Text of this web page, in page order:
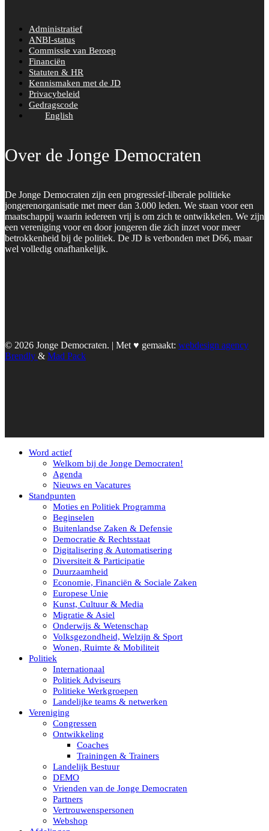
Administratief
ANBI-status
Commissie van Beroep
Financiën
Statuten & HR
Kennismaken met de JD
Privacybeleid
Gedragscode
English
Over de Jonge Democraten
De Jonge Democraten zijn een progressief-liberale politieke
jongerenorganisatie met meer dan 3.000 leden. We staan voor een
maatschappij waarin iedereen vrij is om zich te ontwikkelen. We zijn
een vereniging voor en door jongeren die zich inzet voor meer
betrokkenheid bij de politiek. De JD is verbonden met D66, maar
wel volledig onafhankelijk.
© 2026 Jonge Democraten. | Met ♥︎ gemaakt: webdesign agency
Brendly & Mad Pack
Word actief
Welkom bij de Jonge Democraten!
Agenda
Nieuws en Vacatures
Standpunten
Moties en Politiek Programma
Beginselen
Buitenlandse Zaken & Defensie
Democratie & Rechtsstaat
Digitalisering & Automatisering
Diversiteit & Participatie
Duurzaamheid
Economie, Financiën & Sociale Zaken
Europese Unie
Kunst, Cultuur & Media
Migratie & Asiel
Onderwijs & Wetenschap
Volksgezondheid, Welzijn & Sport
Wonen, Ruimte & Mobiliteit
Politiek
Internationaal
Politiek Adviseurs
Politieke Werkgroepen
Landelijke teams & netwerken
Vereniging
Congressen
Ontwikkeling
Coaches
Trainingen & Trainers
Landelijk Bestuur
DEMO
Vrienden van de Jonge Democraten
Partners
Vertrouwenspersonen
Webshop